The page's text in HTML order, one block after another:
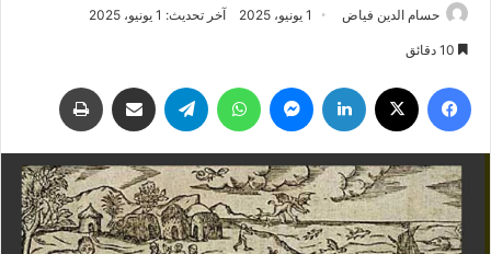
حسام الدين فياض 1 يونيو، 2025 آخر تحديث: 1 يونيو، 2025
فيسبوك لينكدإن ماسنجر واتساب تيلقرام مشاركة عبر البريد